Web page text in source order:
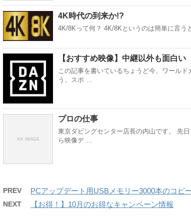
4K時代の到来か!?
4K/8Kって何？ 4K/8Kというのは簡単に言
【おすすめ映像】中継以外も面白い
この記事を書いているちょうど今、ワール
う、スポ …
プロの仕事
東京ダビングセンター店長の内山です。 先
ら映像デ …
PREV PCアップデート用USBメモリー3000本のコピ
NEXT 【お得！】10月のお得なキャンペーン情報